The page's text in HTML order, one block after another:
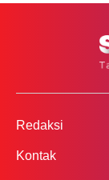
Redaksi
Kontak